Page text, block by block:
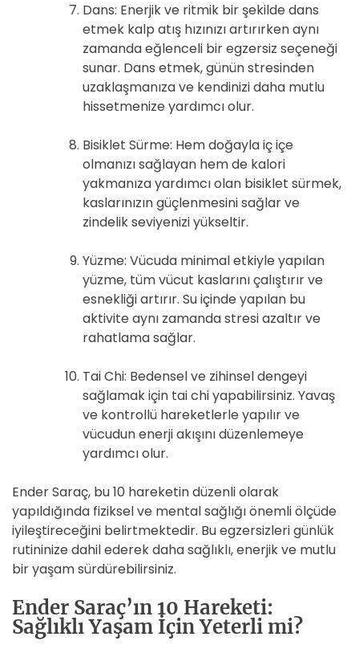
Dans: Enerjik ve ritmik bir şekilde dans
etmek kalp atış hızınızı artırırken aynı
zamanda eğlenceli bir egzersiz seçeneği
sunar. Dans etmek, günün stresinden
uzaklaşmanıza ve kendinizi daha mutlu
hissetmenize yardımcı olur.
Bisiklet Sürme: Hem doğayla iç içe
olmanızı sağlayan hem de kalori
yakmanıza yardımcı olan bisiklet sürmek,
kaslarınızın güçlenmesini sağlar ve
zindelik seviyenizi yükseltir.
Yüzme: Vücuda minimal etkiyle yapılan
yüzme, tüm vücut kaslarını çalıştırır ve
esnekliği artırır. Su içinde yapılan bu
aktivite aynı zamanda stresi azaltır ve
rahatlama sağlar.
Tai Chi: Bedensel ve zihinsel dengeyi
sağlamak için tai chi yapabilirsiniz. Yavaş
ve kontrollü hareketlerle yapılır ve
vücudun enerji akışını düzenlemeye
yardımcı olur.
Ender Saraç, bu 10 hareketin düzenli olarak
yapıldığında fiziksel ve mental sağlığı önemli ölçüde
iyileştireceğini belirtmektedir. Bu egzersizleri günlük
rutininize dahil ederek daha sağlıklı, enerjik ve mutlu
bir yaşam sürdürebilirsiniz.
Ender Saraç’ın 10 Hareketi:
Sağlıklı Yaşam İçin Yeterli mi?